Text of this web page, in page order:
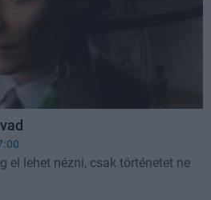
el lehet nézni, csak történetet ne